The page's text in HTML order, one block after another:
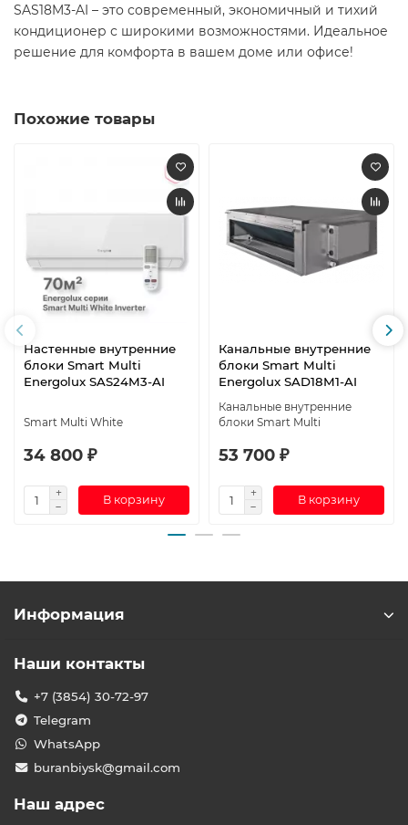
SAS18M3-AI – это современный, экономичный и тихий
кондиционер с широкими возможностями. Идеальное
решение для комфорта в вашем доме или офисе!
Похожие товары
Настенные внутренние
блоки Smart Multi
Energolux SAS24M3-AI
Smart Multi White
34 800 ₽
В корзину
Канальные внутренние
блоки Smart Multi
Energolux SAD18M1-AI
Канальные внутренние
блоки Smart Multi
53 700 ₽
В корзину
Информация
Наши контакты
+7 (3854) 30-72-97
Telegram
WhatsApp
buranbiysk@gmail.com
Наш адрес